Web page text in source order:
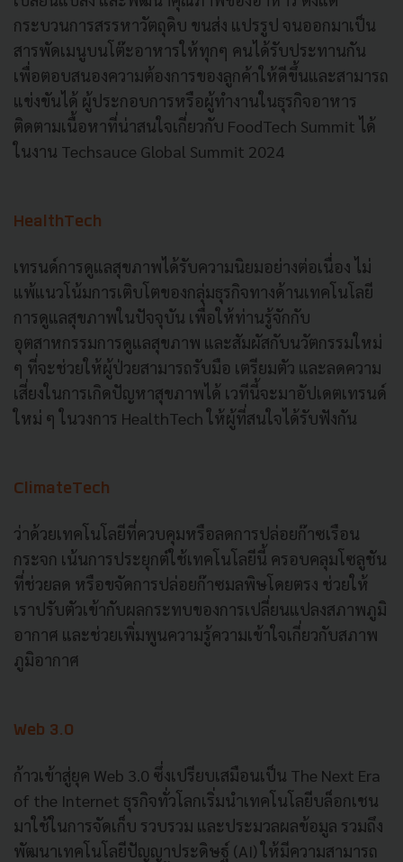
กระบวนการสรรหาวัตถุดิบ ขนส่ง แปรรูป จนออกมาเป็น
สารพัดเมนูบนโต๊ะอาหารให้ทุกๆ คนได้รับประทานกัน
เพื่อตอบสนองความต้องการของลูกค้าให้ดีขึ้นและสามารถ
แข่งขันได้ ผู้ประกอบการหรือผู้ทำงานในธุรกิจอาหาร
ติดตามเนื้อหาที่น่าสนใจเกี่ยวกับ FoodTech Summit ได้
ในงาน Techsauce Global Summit 2024
HealthTech
เทรนด์การดูแลสุขภาพได้รับความนิยมอย่างต่อเนื่อง ไม่
แพ้แนวโน้มการเติบโตของกลุ่มธุรกิจทางด้านเทคโนโลยี
การดูแลสุขภาพในปัจจุบัน เพื่อให้ท่านรู้จักกับ
อุตสาหกรรมการดูแลสุขภาพ และสัมผัสกับนวัตกรรมใหม่
ๆ ที่จะช่วยให้ผู้ป่วยสามารถรับมือ เตรียมตัว และลดความ
เสี่ยงในการเกิดปัญหาสุขภาพได้ เวทีนี้จะมาอัปเดตเทรนด์
ใหม่ ๆ ในวงการ HealthTech ให้ผู้ที่สนใจได้รับฟังกัน
ClimateTech
ว่าด้วยเทคโนโลยีที่ควบคุมหรือลดการปล่อยก๊าซเรือน
กระจก เน้นการประยุกต์ใช้เทคโนโลยีนี้ ครอบคลุมโซลูชัน
ที่ช่วยลด หรือขจัดการปล่อยก๊าซมลพิษโดยตรง ช่วยให้
เราปรับตัวเข้ากับผลกระทบของการเปลี่ยนแปลงสภาพภูมิ
อากาศ และช่วยเพิ่มพูนความรู้ความเข้าใจเกี่ยวกับสภาพ
ภูมิอากาศ
Web 3.0
ก้าวเข้าสู่ยุค Web 3.0 ซึ่งเปรียบเสมือนเป็น The Next Era
of the Internet ธุรกิจทั่วโลกเริ่มนำเทคโนโลยีบล็อกเชน
มาใช้ในการจัดเก็บ รวบรวม และประมวลผลข้อมูล รวมถึง
พัฒนาเทคโนโลยีปัญญาประดิษฐ์ (AI) ให้มีความสามารถ